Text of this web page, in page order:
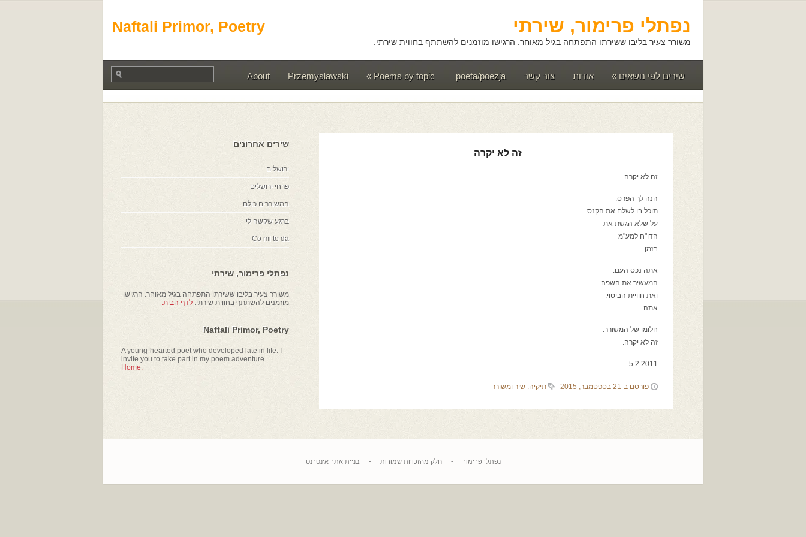
Naftali Primor, Poetry נפתלי פרימור, שירתי
משורר צעיר בליבו ששירתו התפתחה בגיל מאוחר. הרגישו מוזמנים להשתתף בחווית שירתי.
שירים לפי נושאים » אודות צור קשר poeta/poezja
Poems by topic
»
Przemyslawski
About
זה לא יקרה
זה לא יקרה
הנה לך הפרס.
תוכל בו לשלם את הקנס
על שלא הגשת את
הדו"ח למע"מ
בזמן.
אתה נכס העם.
המעשיר את השפה
ואת חוויית הביטוי.
אתה …
חלומו של המשורר.
זה לא יקרה.
5.2.2011
פורסם ב-21 בספטמבר, 2015 תיקיה: שיר ומשורר
שירים אחרונים
ירושלים
פרחי ירושלים
המשוררים כולם
ברגע שקשה לי
Co mi to da
נפתלי פרימור, שירתי
משורר צעיר בליבו ששירתו התפתחה בגיל מאוחר. הרגישו
מוזמנים להשתתף בחווית שירתי. לדף הבית.
Naftali Primor, Poetry
A young-hearted poet who developed late in life. I
invite you to take part in my poem adventure.
Home.
נפתלי פרימור -חלק מהזכויות שמורות - בניית אתר אינטרנט